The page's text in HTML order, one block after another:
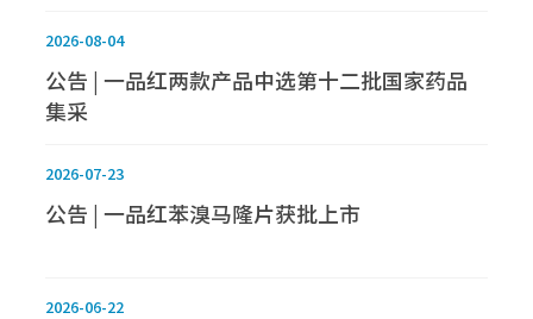
2026-08-04
公告 | 一品红两款产品中选第十二批国家药品
集采
2026-07-23
公告 | 一品红苯溴马隆片获批上市
2026-06-22